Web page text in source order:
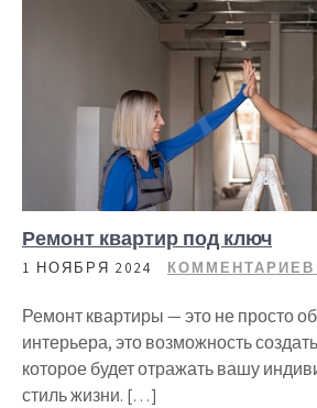
Ремонт квартир под ключ
1 НОЯБРЯ 2024 КОММЕНТАРИЕВ
Ремонт квартиры — это не просто
интерьера, это возможность
которое будет отражать вашу
стиль жизни. […]